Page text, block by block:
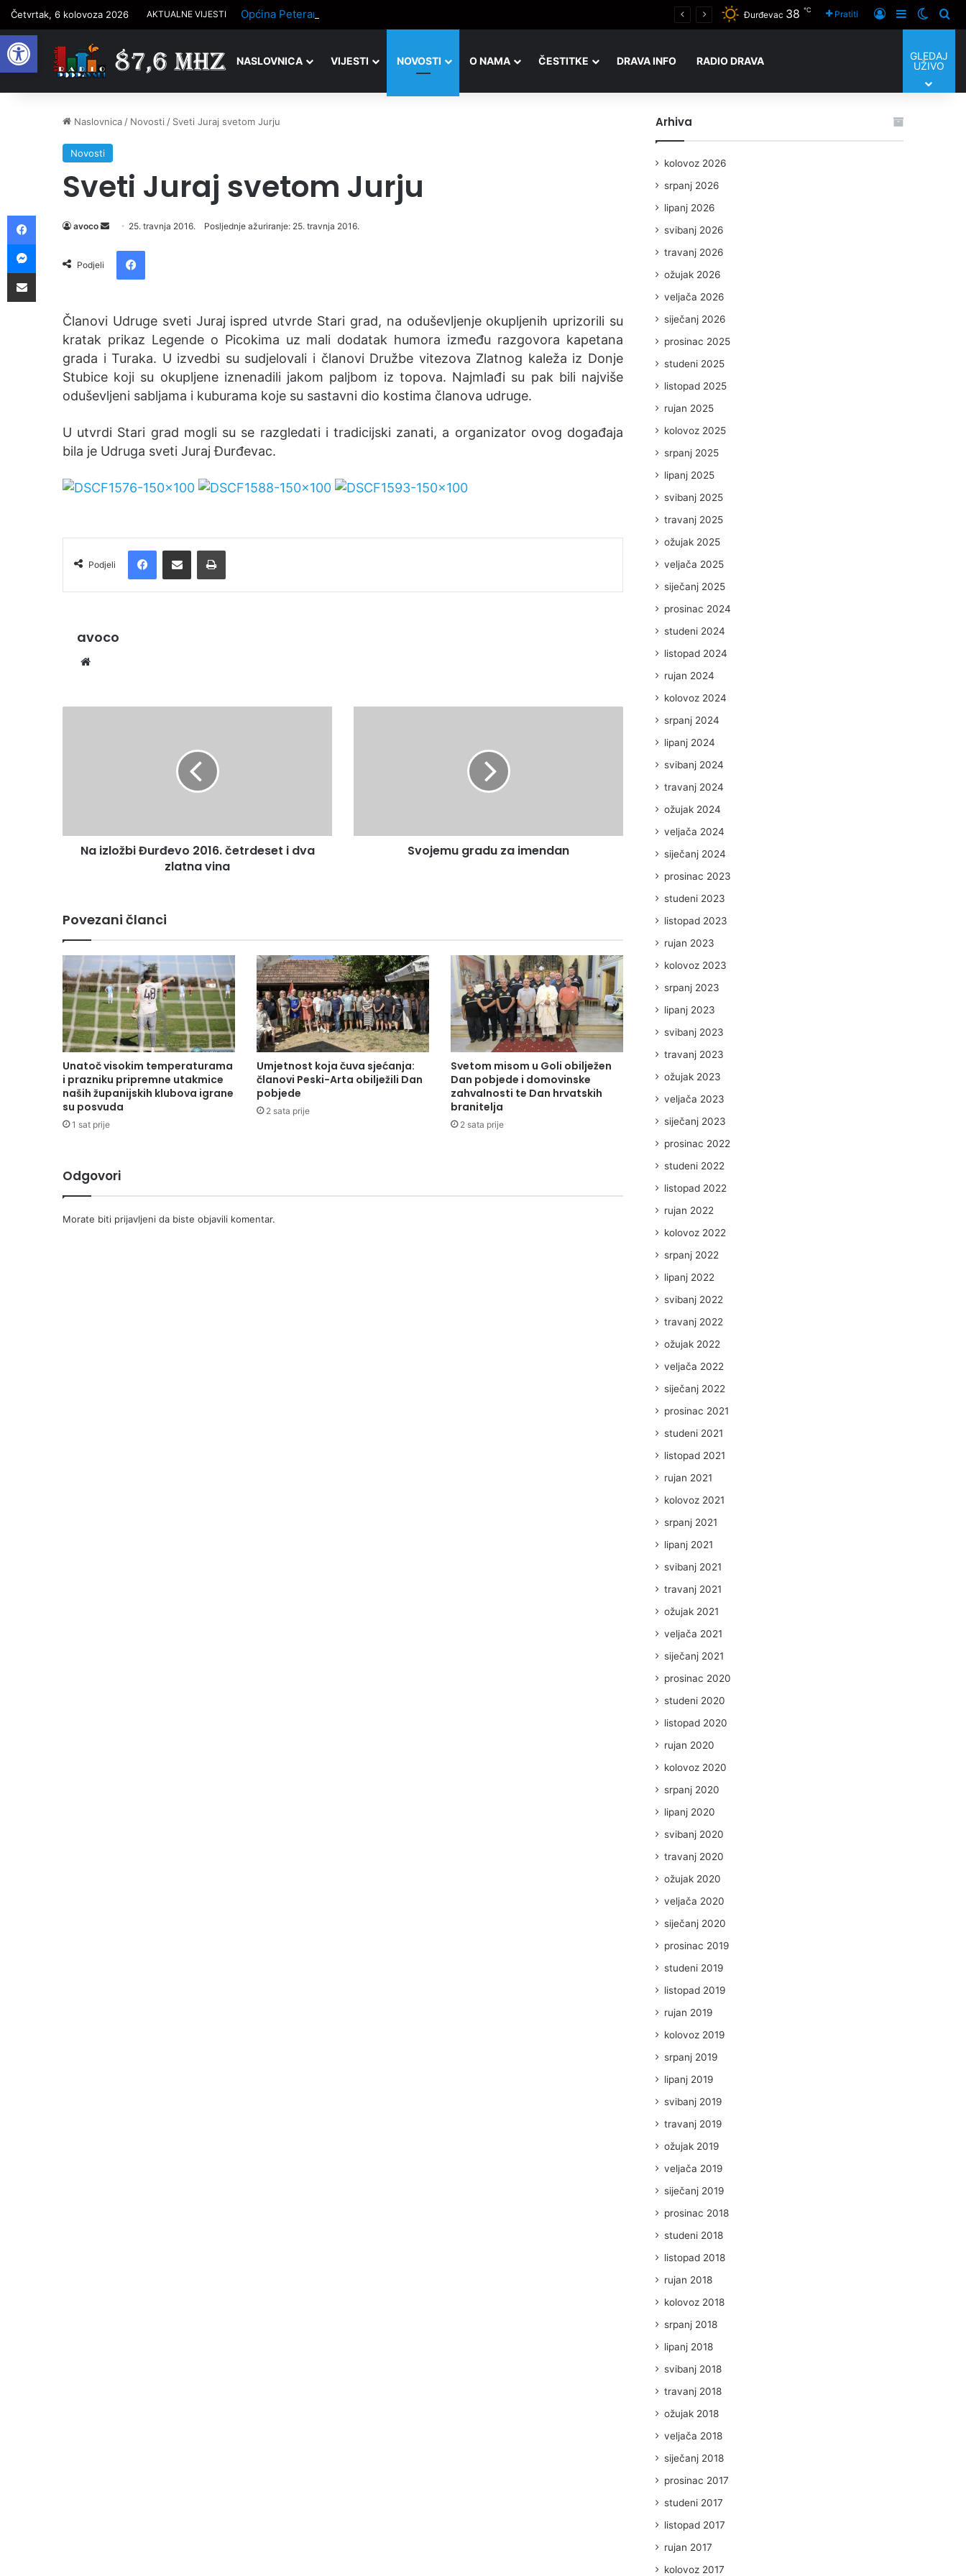
Open toolbar
Četvrtak, 6 kolovoza 2026 AKTUALNE VIJESTI Općina Peteranec nastavlja pomagati mladima pri rješavanju stambenog pitanja Đurđevac 38 ℃ Pratiti Prijaviti se
Sidebar
NASLOVNICA VIJESTI NOVOSTI O NAMA ČESTITKE DRAVA INFO RADIO DRAVA
GLEDAJ
UŽIVO
Naslovnica / Novosti / Sveti Juraj svetom Jurju
Novosti
Sveti Juraj svetom Jurju
avoco
m
l
25. travnja 2016. Posljednje ažuriranje: 25. travnja 2016.
Podjeli
Članovi Udruge sveti Juraj ispred utvrde Stari grad, na oduševljenje okupljenih uprizorili su
kratak prikaz Legende o Picokima uz mali dodatak humora između razgovora kapetana
grada i Turaka. U izvedbi su sudjelovali i članovi Družbe vitezova Zlatnog kaleža iz Donje
Stubice koji su okupljene iznenadili jakom paljbom iz topova. Najmlađi su pak bili najviše
oduševljeni sabljama i kuburama koje su sastavni dio kostima članova udruge.
U utvrdi Stari grad mogli su se razgledati i tradicijski zanati, a organizator ovog događaja
bila je Udruga sveti Juraj Đurđevac.
Podjeli
avoco
Na izložbi Đurđevo 2016. četrdeset i dva
zlatna vina
Svojemu gradu za imendan
Povezani članci
Unatoč visokim temperaturama
i prazniku pripremne utakmice
naših županijskih klubova igrane
su posvuda
1 sat prije
Umjetnost koja čuva sjećanja:
članovi Peski-Arta obilježili Dan
pobjede
2 sata prije
Svetom misom u Goli obilježen
Dan pobjede i domovinske
zahvalnosti te Dan hrvatskih
branitelja
2 sata prije
Odgovori
Morate biti prijavljeni da biste objavili komentar.
Arhiva
kolovoz 2026
srpanj 2026
lipanj 2026
svibanj 2026
travanj 2026
ožujak 2026
veljača 2026
siječanj 2026
prosinac 2025
studeni 2025
listopad 2025
rujan 2025
kolovoz 2025
srpanj 2025
lipanj 2025
svibanj 2025
travanj 2025
ožujak 2025
veljača 2025
siječanj 2025
prosinac 2024
studeni 2024
listopad 2024
rujan 2024
kolovoz 2024
srpanj 2024
lipanj 2024
svibanj 2024
travanj 2024
ožujak 2024
veljača 2024
siječanj 2024
prosinac 2023
studeni 2023
listopad 2023
rujan 2023
kolovoz 2023
srpanj 2023
lipanj 2023
svibanj 2023
travanj 2023
ožujak 2023
veljača 2023
siječanj 2023
prosinac 2022
studeni 2022
listopad 2022
rujan 2022
kolovoz 2022
srpanj 2022
lipanj 2022
svibanj 2022
travanj 2022
ožujak 2022
veljača 2022
siječanj 2022
prosinac 2021
studeni 2021
listopad 2021
rujan 2021
kolovoz 2021
srpanj 2021
lipanj 2021
svibanj 2021
travanj 2021
ožujak 2021
veljača 2021
siječanj 2021
prosinac 2020
studeni 2020
listopad 2020
rujan 2020
kolovoz 2020
srpanj 2020
lipanj 2020
svibanj 2020
travanj 2020
ožujak 2020
veljača 2020
siječanj 2020
prosinac 2019
studeni 2019
listopad 2019
rujan 2019
kolovoz 2019
srpanj 2019
lipanj 2019
svibanj 2019
travanj 2019
ožujak 2019
veljača 2019
siječanj 2019
prosinac 2018
studeni 2018
listopad 2018
rujan 2018
kolovoz 2018
srpanj 2018
lipanj 2018
svibanj 2018
travanj 2018
ožujak 2018
veljača 2018
siječanj 2018
prosinac 2017
studeni 2017
listopad 2017
rujan 2017
kolovoz 2017